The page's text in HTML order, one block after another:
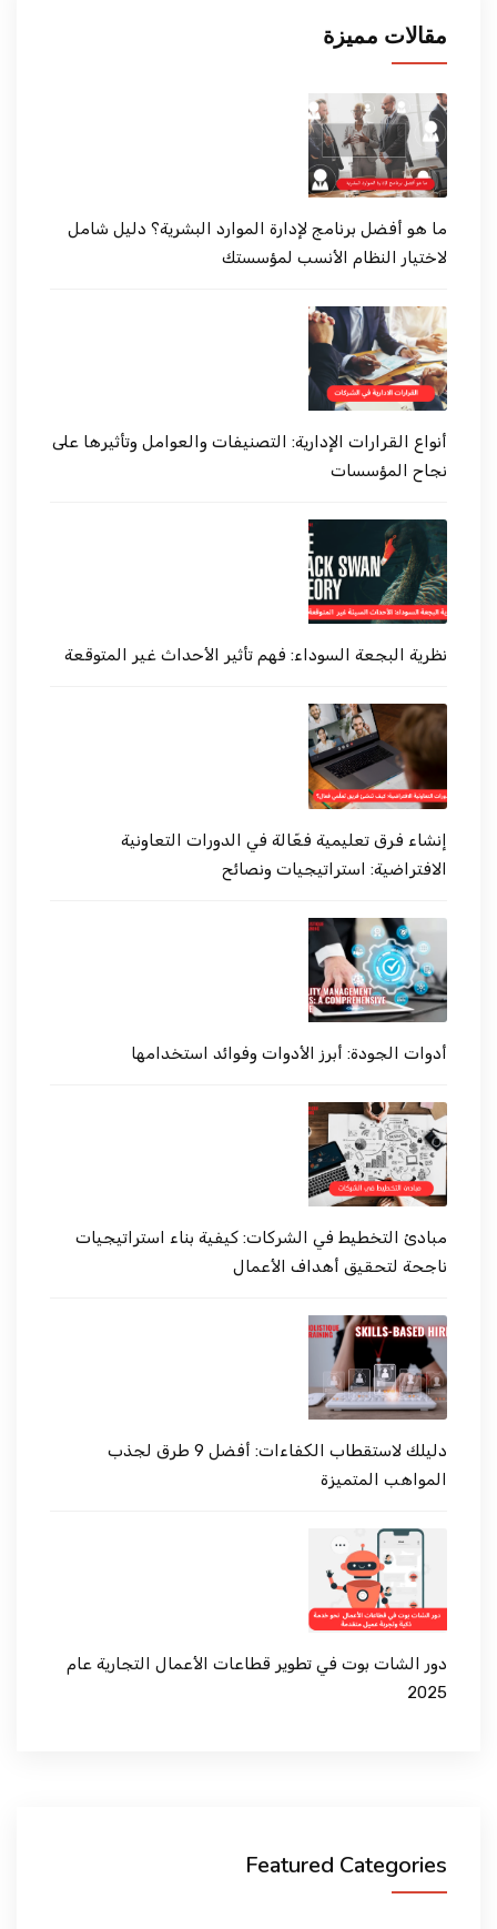
مقالات مميزة
ما هو أفضل برنامج لإدارة الموارد البشرية؟ دليل شامل
لاختيار النظام الأنسب لمؤسستك
أنواع القرارات الإدارية: التصنيفات والعوامل وتأثيرها على
نجاح المؤسسات
نظرية البجعة السوداء: فهم تأثير الأحداث غير المتوقعة
إنشاء فرق تعليمية فعّالة في الدورات التعاونية
الافتراضية: استراتيجيات ونصائح
أدوات الجودة: أبرز الأدوات وفوائد استخدامها
مبادئ التخطيط في الشركات: كيفية بناء استراتيجيات
ناجحة لتحقيق أهداف الأعمال
دليلك لاستقطاب الكفاءات: أفضل 9 طرق لجذب
المواهب المتميزة
دور الشات بوت في تطوير قطاعات الأعمال التجارية عام
2025
Featured Categories